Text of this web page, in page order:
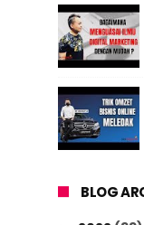
BLOG